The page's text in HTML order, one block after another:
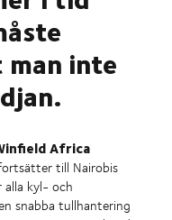
inte
Africa
till Nairobis
alla kyl- och
snabba tullhantering